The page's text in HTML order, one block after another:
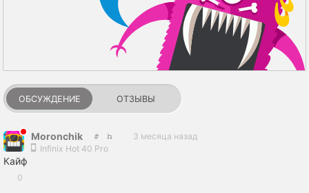
ОБСУЖДЕНИЕ ОТЗЫВЫ
Moronchik
3 месяца назад
Infinix Hot 40 Pro
Кайф
0